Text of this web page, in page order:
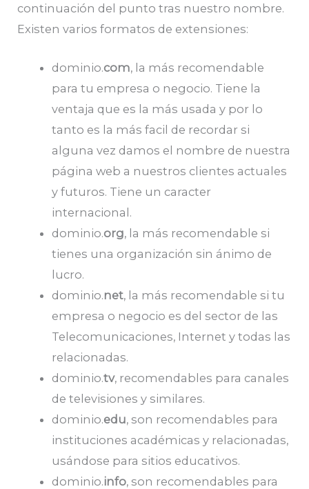
continuación del punto tras nuestro nombre.
Existen varios formatos de extensiones:
dominio.com, la más recomendable
para tu empresa o negocio. Tiene la
ventaja que es la más usada y por lo
tanto es la más facil de recordar si
alguna vez damos el nombre de nuestra
página web a nuestros clientes actuales
y futuros. Tiene un caracter
internacional.
dominio.org, la más recomendable si
tienes una organización sin ánimo de
lucro.
dominio.net, la más recomendable si tu
empresa o negocio es del sector de las
Telecomunicaciones, Internet y todas las
relacionadas.
dominio.tv, recomendables para canales
de televisiones y similares.
dominio.edu, son recomendables para
instituciones académicas y relacionadas,
usándose para sitios educativos.
dominio.info, son recomendables para